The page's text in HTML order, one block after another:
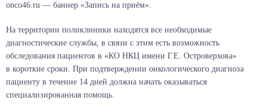
onco46.ru — баннер «Запись на приём».
На территории поликлиники находятся все необходимые
диагностические службы, в связи с этим есть возможность
обследования пациентов в «КО НКЦ имени Г.Е. Островерхова»
в короткие сроки. При подтверждении онкологического диагноза
пациенту в течение 14 дней должна начать оказываться
специализированная помощь.